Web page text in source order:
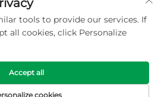
公司 すべての権利を留保します。 - プラ
ポリシー - ブログ
tools to provide our services. If
all cookies, click Personalize
cookies
Accept all